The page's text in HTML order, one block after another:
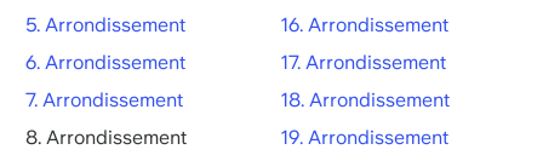
5. Arrondissement
6. Arrondissement
7. Arrondissement
8. Arrondissement
16. Arrondissement
17. Arrondissement
18. Arrondissement
19. Arrondissement